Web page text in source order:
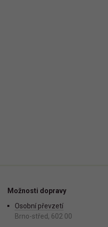
Možnosti dopravy
Osobní převzetí
Brno-střed, 602 00